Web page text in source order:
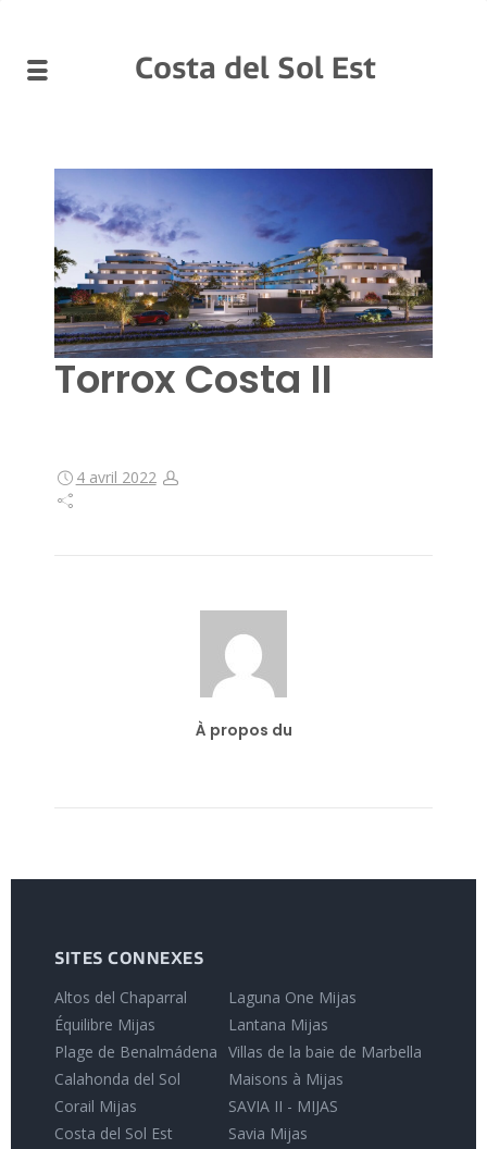
Costa del Sol Est
Torrox Costa II
4 avril 2022
À propos du
SITES CONNEXES
Altos del Chaparral
Équilibre Mijas
Plage de Benalmádena
Calahonda del Sol
Corail Mijas
Costa del Sol Est
Laguna One Mijas
Lantana Mijas
Villas de la baie de Marbella
Maisons à Mijas
SAVIA II - MIJAS
Savia Mijas